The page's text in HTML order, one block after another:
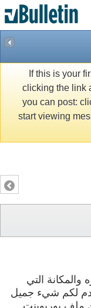
If this is your
clicking the link
you can post:
start viewing
والمكانة التي
لكم شيء جميل
ملف بوربوينت